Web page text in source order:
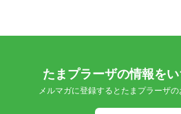
たまプラーザの情報を
メルマガに登録するとたまプラーザ